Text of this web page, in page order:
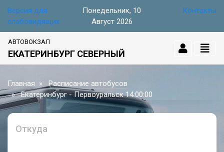
Версия для
слабовидящих
Понедельник, 10
Август 2026
Контакты
АВТОВОКЗАЛ
ЕКАТЕРИНБУРГ СЕВЕРНЫЙ
Главная
Расписание автобусов
Екатеринбург - Первоуральск 14:00:00
Откуда